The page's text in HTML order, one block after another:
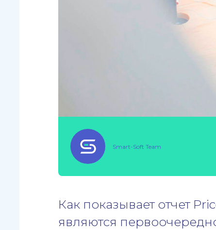
Smart-Soft Team
Как показывает отчет
являются